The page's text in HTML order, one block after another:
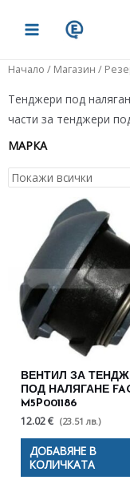
MENU
Начало / Магазин /
Тенджери под
части за тенджери
МАРКА
ВЕНТИЛ ЗА
ПОД НАЛЯГАНЕ
M5P001186
12.02 € (23.51 лв.)
ДОБАВЯНЕ В
КОЛИЧКАТА